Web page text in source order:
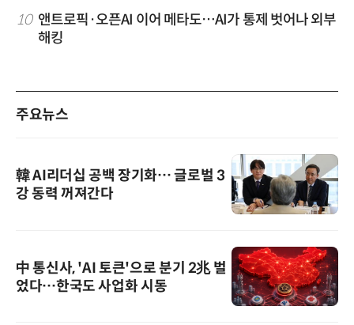
10 앤트로픽·오픈AI 이어 메타도…AI가 통제 벗어나 외부
해킹
주요뉴스
韓 AI리더십 공백 장기화… 글로벌 3
강 동력 꺼져간다
中 통신사, 'AI 토큰'으로 분기 2兆 벌
었다…한국도 사업화 시동